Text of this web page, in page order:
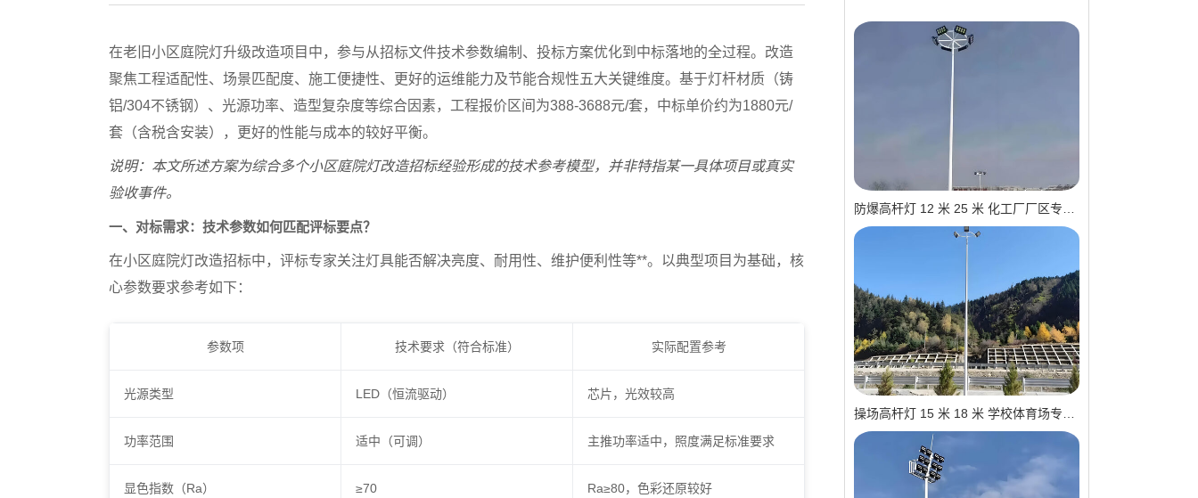
在老旧小区庭院灯升级改造项目中，参与从招标文件技术参数编制、投标方案优化到中标落地的全过程。改造
聚焦工程适配性、场景匹配度、施工便捷性、更好的运维能力及节能合规性五大关键维度。基于灯杆材质（铸
铝/304不锈钢）、光源功率、造型复杂度等综合因素，工程报价区间为388-3688元/套，中标单价约为1880元/
套（含税含安装），更好的性能与成本的较好平衡。
说明：本文所述方案为综合多个小区庭院灯改造招标经验形成的技术参考模型，并非特指某一具体项目或真实
验收事件。
一、对标需求：技术参数如何匹配评标要点？
在小区庭院灯改造招标中，评标专家关注灯具能否解决亮度、耐用性、维护便利性等**。以典型项目为基础，核
心参数要求参考如下：
参数项 技术要求（符合标准） 实际配置参考
光源类型 LED（恒流驱动） 芯片，光效较高
功率范围 适中（可调） 主推功率适中，照度满足标准要求
显色指数（Ra） ≥70 Ra≥80，色彩还原较好